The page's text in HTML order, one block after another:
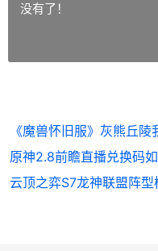
没有了！
云顶之弈S7龙神联盟阵